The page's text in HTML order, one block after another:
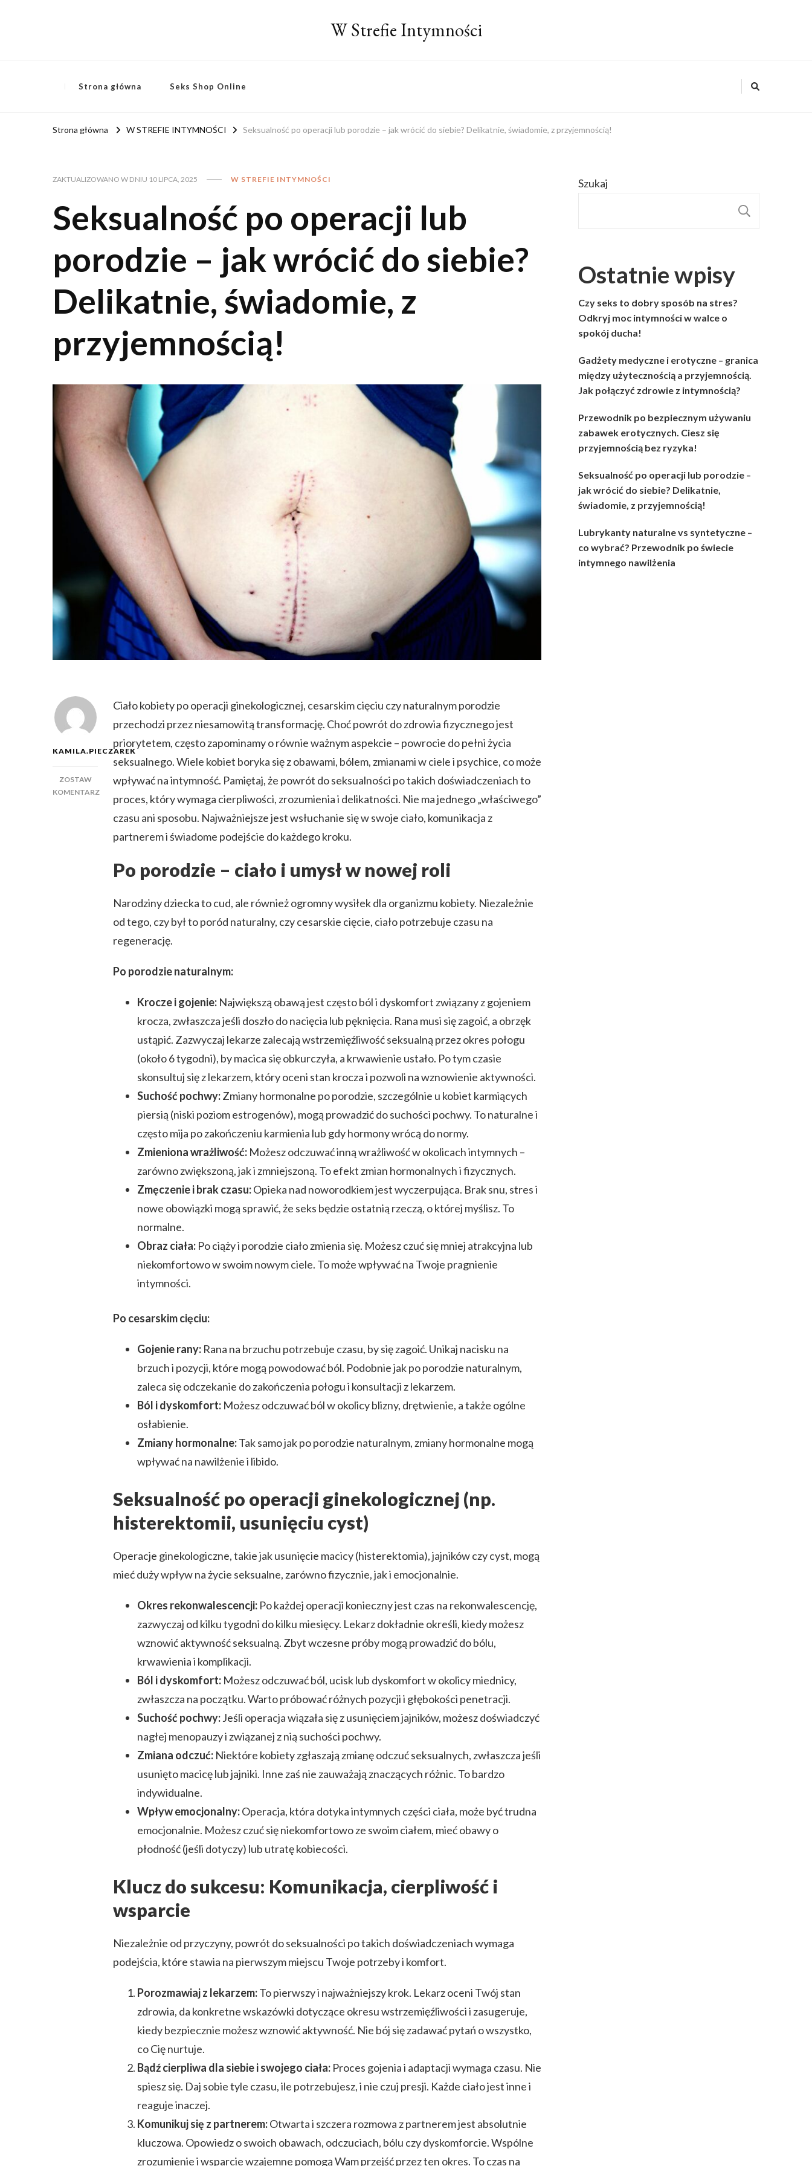
W Strefie Intymności
Strona główna Seks Shop Online
Strona główna W STREFIE INTYMNOŚCI Seksualność po operacji lub porodzie – jak wrócić do siebie? Delikatnie, świadomie, z przyjemnością!
ZAKTUALIZOWANO W DNIU 10 LIPCA, 2025 W STREFIE INTYMNOŚCI
Seksualność po operacji lub
porodzie – jak wrócić do siebie?
Delikatnie, świadomie, z
przyjemnością!
KAMILA.PIECZAREK
ZOSTAW
KOMENTARZ
SEKSUALNOŚĆ
DELIKATNIE,
Ciało kobiety po operacji ginekologicznej, cesarskim cięciu czy naturalnym porodzie
przechodzi przez niesamowitą transformację. Choć powrót do zdrowia fizycznego jest
priorytetem, często zapominamy o równie ważnym aspekcie – powrocie do pełni życia
seksualnego. Wiele kobiet boryka się z obawami, bólem, zmianami w ciele i psychice, co może
wpływać na intymność. Pamiętaj, że powrót do seksualności po takich doświadczeniach to
proces, który wymaga cierpliwości, zrozumienia i delikatności. Nie ma jednego „właściwego”
czasu ani sposobu. Najważniejsze jest wsłuchanie się w swoje ciało, komunikacja z
partnerem i świadome podejście do każdego kroku.
Po porodzie – ciało i umysł w nowej roli
Narodziny dziecka to cud, ale również ogromny wysiłek dla organizmu kobiety. Niezależnie
od tego, czy był to poród naturalny, czy cesarskie cięcie, ciało potrzebuje czasu na
regenerację.
Po porodzie naturalnym:
Krocze i gojenie: Największą obawą jest często ból i dyskomfort związany z gojeniem
krocza, zwłaszcza jeśli doszło do nacięcia lub pęknięcia. Rana musi się zagoić, a obrzęk
ustąpić. Zazwyczaj lekarze zalecają wstrzemięźliwość seksualną przez okres połogu
(około 6 tygodni), by macica się obkurczyła, a krwawienie ustało. Po tym czasie
skonsultuj się z lekarzem, który oceni stan krocza i pozwoli na wznowienie aktywności.
Suchość pochwy:Zmiany hormonalne po porodzie, szczególnie u kobiet karmiących
piersią (niski poziom estrogenów), mogą prowadzić do suchości pochwy. To naturalne i
często mija po zakończeniu karmienia lub gdy hormony wrócą do normy.
Zmieniona wrażliwość: Możesz odczuwać inną wrażliwość w okolicach intymnych –
zarówno zwiększoną, jak i zmniejszoną. To efekt zmian hormonalnych i fizycznych.
Zmęczenie i brak czasu:Opieka nad noworodkiem jest wyczerpująca. Brak snu, stres i
nowe obowiązki mogą sprawić, że seks będzie ostatnią rzeczą, o której myślisz. To
normalne.
Obraz ciała: Po ciąży i porodzie ciało zmienia się. Możesz czuć się mniej atrakcyjna lub
niekomfortowo w swoim nowym ciele. To może wpływać na Twoje pragnienie
intymności.
Po cesarskim cięciu:
Gojenie rany: Rana na brzuchu potrzebuje czasu, by się zagoić. Unikaj nacisku na
brzuch i pozycji, które mogą powodować ból. Podobnie jak po porodzie naturalnym,
zaleca się odczekanie do zakończenia połogu i konsultacji z lekarzem.
Ból i dyskomfort: Możesz odczuwać ból w okolicy blizny, drętwienie, a także ogólne
osłabienie.
Zmiany hormonalne:Tak samo jak po porodzie naturalnym, zmiany hormonalne mogą
wpływać na nawilżenie i libido.
Seksualność po operacji ginekologicznej (np.
histerektomii, usunięciu cyst)
Operacje ginekologiczne, takie jak usunięcie macicy (histerektomia), jajników czy cyst, mogą
mieć duży wpływ na życie seksualne, zarówno fizycznie, jak i emocjonalnie.
Okres rekonwalescencji: Po każdej operacji konieczny jest czas na rekonwalescencję,
zazwyczaj od kilku tygodni do kilku miesięcy. Lekarz dokładnie określi, kiedy możesz
wznowić aktywność seksualną. Zbyt wczesne próby mogą prowadzić do bólu,
krwawienia i komplikacji.
Ból i dyskomfort: Możesz odczuwać ból, ucisk lub dyskomfort w okolicy miednicy,
zwłaszcza na początku. Warto próbować różnych pozycji i głębokości penetracji.
Suchość pochwy:Jeśli operacja wiązała się z usunięciem jajników, możesz doświadczyć
nagłej menopauzy i związanej z nią suchości pochwy.
Zmiana odczuć: Niektóre kobiety zgłaszają zmianę odczuć seksualnych, zwłaszcza jeśli
usunięto macicę lub jajniki. Inne zaś nie zauważają znaczących różnic. To bardzo
indywidualne.
Wpływ emocjonalny:Operacja, która dotyka intymnych części ciała, może być trudna
emocjonalnie. Możesz czuć się niekomfortowo ze swoim ciałem, mieć obawy o
płodność (jeśli dotyczy) lub utratę kobiecości.
Klucz do sukcesu: Komunikacja, cierpliwość i
wsparcie
Niezależnie od przyczyny, powrót do seksualności po takich doświadczeniach wymaga
podejścia, które stawia na pierwszym miejscu Twoje potrzeby i komfort.
Porozmawiaj z lekarzem:To pierwszy i najważniejszy krok. Lekarz oceni Twój stan
zdrowia, da konkretne wskazówki dotyczące okresu wstrzemięźliwości i zasugeruje,
kiedy bezpiecznie możesz wznowić aktywność. Nie bój się zadawać pytań o wszystko,
co Cię nurtuje.
Bądź cierpliwa dla siebie i swojego ciała: Proces gojenia i adaptacji wymaga czasu. Nie
spiesz się. Daj sobie tyle czasu, ile potrzebujesz, i nie czuj presji. Każde ciało jest inne i
reaguje inaczej.
Komunikuj się z partnerem:Otwarta i szczera rozmowa z partnerem jest absolutnie
kluczowa. Opowiedz o swoich obawach, odczuciach, bólu czy dyskomforcie. Wspólne
zrozumienie i wsparcie wzajemne pomogą Wam przejść przez ten okres. To czas na
Szukaj
Ostatnie wpisy
Czy seks to dobry sposób na stres?
Odkryj moc intymności w walce o
spokój ducha!
Gadżety medyczne i erotyczne – granica
między użytecznością a przyjemnością.
Jak połączyć zdrowie z intymnością?
Przewodnik po bezpiecznym używaniu
zabawek erotycznych. Ciesz się
przyjemnością bez ryzyka!
Seksualność po operacji lub porodzie –
jak wrócić do siebie? Delikatnie,
świadomie, z przyjemnością!
Lubrykanty naturalne vs syntetyczne –
co wybrać? Przewodnik po świecie
intymnego nawilżenia